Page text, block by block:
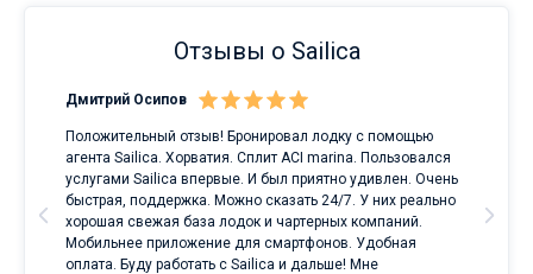
Отзывы о Sailica
Дмитрий Осипов
Положительный отзыв! Бронировал лодку с помощью
агента Sailica. Хорватия. Сплит ACI marina. Пользовался
услугами Sailica впервые. И был приятно удивлен. Очень
быстрая, поддержка. Можно сказать 24/7. У них реально
хорошая свежая база лодок и чартерных компаний.
Мобильнее приложение для смартфонов. Удобная
оплата. Буду работать с Sailica и дальше! Мне